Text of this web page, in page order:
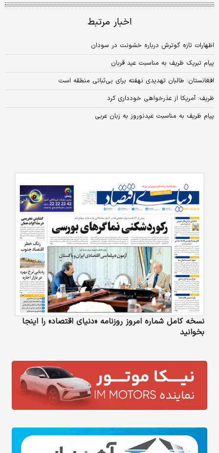
اخبار مرتبط
اظهارات تازه گوترش درباره خشونت در سودان
پیام تبریک ظریف به مناسبت عید قربان
افغانستان: طالبان تهدیدی نهفته برای بی‌ثباتی منطقه است
ظریف: آمریکا از عذرخواهی خودداری کرد
پیام ظریف به مناسبت عیدنوروز به زبان عربی
نسخه کامل شماره امروز روزنامه «دنیای‌ اقتصاد» را اینجا
بخوانید